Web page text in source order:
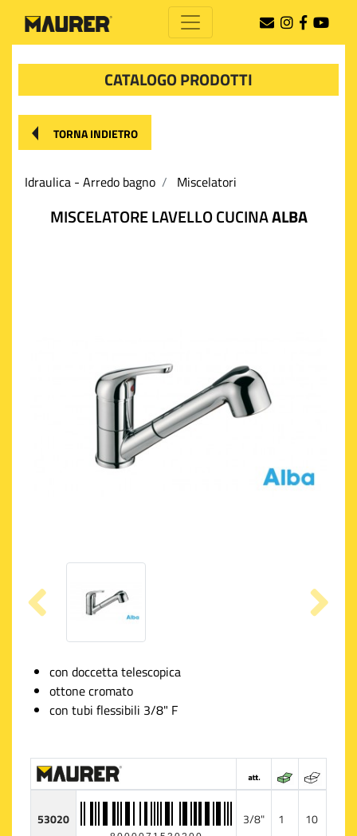
CATALOGO PRODOTTI
TORNA INDIETRO
Idraulica - Arredo bagno Miscelatori
MISCELATORE LAVELLO CUCINAALBA
con doccetta telescopica
ottone cromato
con tubi flessibili 3/8" F
53020 3/8" 1 10